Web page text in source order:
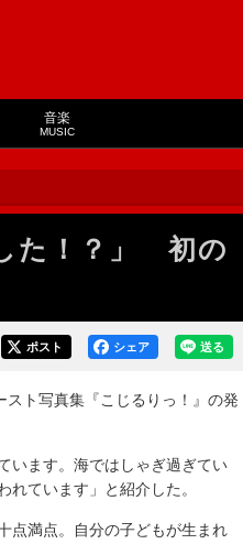
音楽
MUSIC
た！？」 初の
送る
シェア
ポスト
ト写真集『こじるりっ！』の発
います。海ではしゃぎ過ぎてい
ています」と紹介した。
満点。自分の子どもが生まれ